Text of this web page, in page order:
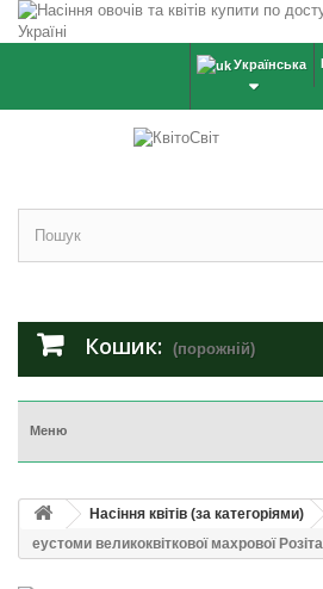
Українська
Кошик: (порожній)
Меню
Насіння квітів (за категоріями)
еустоми великоквіткової махрової